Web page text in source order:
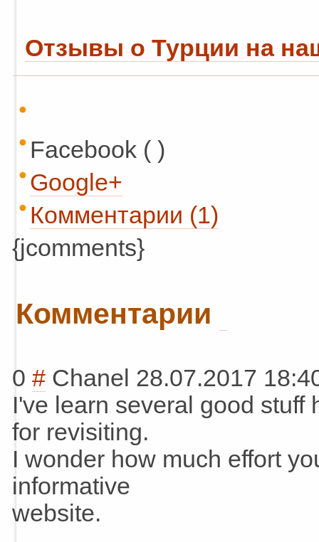
Отзывы о Турции на
Facebook ( )
Google+
Комментарии (1)
{jcomments}
Комментарии
0 # Chanel 28.07.2017
I've learn several good
for revisiting.
I wonder how much effort
informative
website.